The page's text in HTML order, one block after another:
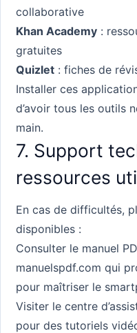
collaborative
Khan Academy :
gratuites
Quizlet : fiches de
Installer ces
d’avoir tous les outils
main.
7. Support
ressources
En cas de difficultés,
disponibles :
Consulter le manuel
manuelspdf.com qui
pour maîtriser le
Visiter le centre
pour des tutoriels